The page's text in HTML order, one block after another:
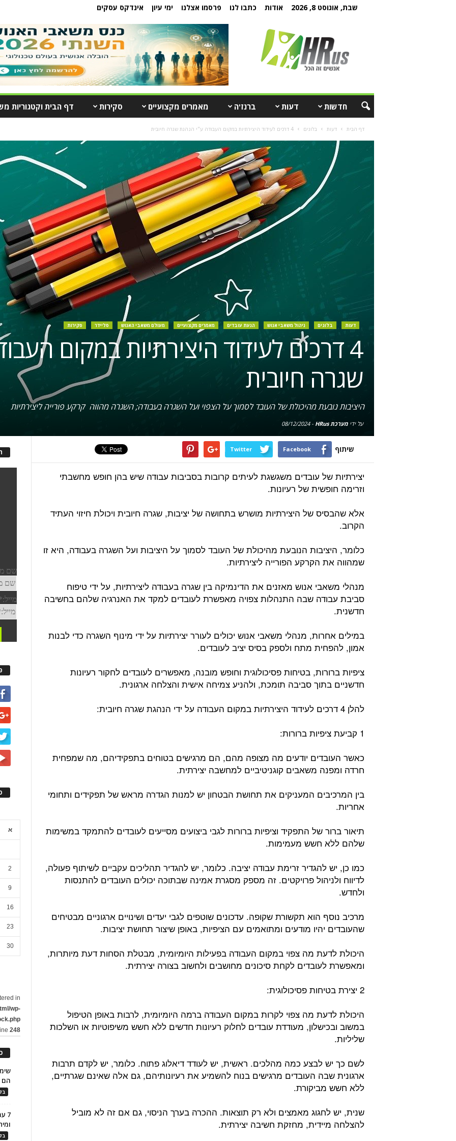
שבת, אוגוסט 8, 2026 אודות כתבו לנו פרסמו אצלנו ימי עיון אינדקס עסקים
חדשות דעות ברנז'ה מאמרים מקצועיים סקירות דף הבית וקטגוריות
דף הבית דעות בלוגים 4 דרכים לעידוד היצירתיות במקום העבודה ע"י הנהגת שגרה חיובית
דעות בלוגים ניהול משאבי אנוש הנעת עובדים מאמרים מקצועיים מעולם משאבי האנוש סליידר סקירות
4 דרכים לעידוד היצירתיות במקום
שגרה חיובית
היציבות נובעת מהיכולת של העובד לסמוך על הצפוי ועל השגרה בעבודה; השגרה מהווה קרקע פורייה ליצירתיות
על ידימערכת HRus -
08/12/2024
שיתוף Facebook
Twitter
יצירתיות של עובדים משגשגת לעיתים קרובות בסביבות עבודה שיש בהן חופש מחשבתי
וזרימה חופשית של רעיונות.
אלא שהבסיס של היצירתיות מושרש בתחושה של יציבות, שגרה חיובית ויכולת חיזוי העתיד
הקרוב.
כלומר, היציבות הנובעת מהיכולת של העובד לסמוך על היציבות ועל השגרה בעבודה, היא זו
שמהווה את הקרקע הפורייה ליצירתיות.
מנהלי משאבי אנוש מאזנים את הדינמיקה בין שגרה בעבודה ליצירתיות, על ידי טיפוח
סביבת עבודה שבה התנהלות צפויה מאפשרת לעובדים למקד את האנרגיה שלהם בחשיבה
חדשנית.
במילים אחרות, מנהלי משאבי אנוש יכולים לעורר יצירתיות על ידי מינוף השגרה כדי לבנות
אמון, להפחית מתח ולספק בסיס יציב לעובדים.
ציפיות ברורות, בטיחות פסיכולוגית וחופש מובנה, מאפשרים לעובדים לחקור רעיונות
חדשניים בתוך סביבה תומכת, ולהניע צמיחה אישית והצלחה ארגונית.
להלן 4 דרכים לעידוד היצירתיות במקום העבודה על ידי הנהגת שגרה חיובית:
1 קביעת ציפיות ברורות:
כאשר העובדים יודעים מה מצופה מהם, הם מרגישים בטוחים בתפקידיהם, מה שמפחית
חרדה ומפנה משאבים קוגניטיביים למחשבה יצירתית.
בין המרכיבים המעניקים את תחושת הבטחון יש למנות הגדרה מראש של תפקידים ותחומי
אחריות.
תיאור ברור של התפקיד וציפיות ברורות לגבי ביצועים מסייעים לעובדים להתמקד במשימות
שלהם ללא חשש מעמימות.
כמו כן, יש להגדיר זרימת עבודה יציבה. כלומר, יש להגדיר תהליכים עקביים לשיתוף פעולה,
לדיווח ולניהול פרויקטים. זה מספק מסגרת אמינה שבתוכה יכולים העובדים להתנסות
ולחדש.
מרכיב נוסף הוא תקשורת שקופה. עדכונים שוטפים לגבי יעדים ושינויים ארגוניים מבטיחים
שהעובדים יהיו מודעים ומתואמים עם הציפיות, באופן שיצור תחושת יציבות.
היכולת לדעת מה צפוי במקום העבודה בפעילות היומיומית, מבטלת הסחות דעת מיותרות,
ומאפשרת לעובדים לקחת סיכונים מחושבים ולחשוב בצורה יצירתית.
2 יצירת בטיחות פסיכולוגית:
היכולת לדעת מה צפוי לקרות במקום העבודה ברמה היומיומית, לרבות באופן הטיפול
במשוב ובכישלון, מעודדת עובדים לחלוק רעיונות חדשים ללא חשש משיפוטיות או השלכות
שליליות.
לשם כך יש לבצע כמה מהלכים. ראשית, יש לעודד דיאלוג פתוח. כלומר, יש לקדם תרבות
ארגונית שבה העובדים מרגישים בנוח להשמיע את רעיונותיהם, גם אלה שאינם שגרתיים,
ללא חשש מביקורת.
שנית, יש לחגוג מאמצים ולא רק תוצאות. ההכרה בערך הניסוי, גם אם זה לא מוביל
להצלחה מיידית, מחזקת חשיבה יצירתית.
א
2
9
16
23
30
in
wp-
248
הם
7